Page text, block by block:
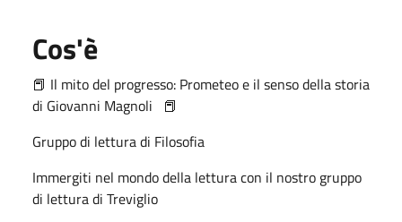
Cos'è
📕 Il mito del progresso: Prometeo e il senso della storia
di Giovanni Magnoli 📕
Gruppo di lettura di Filosofia
Immergiti nel mondo della lettura con il nostro gruppo
di lettura di Treviglio